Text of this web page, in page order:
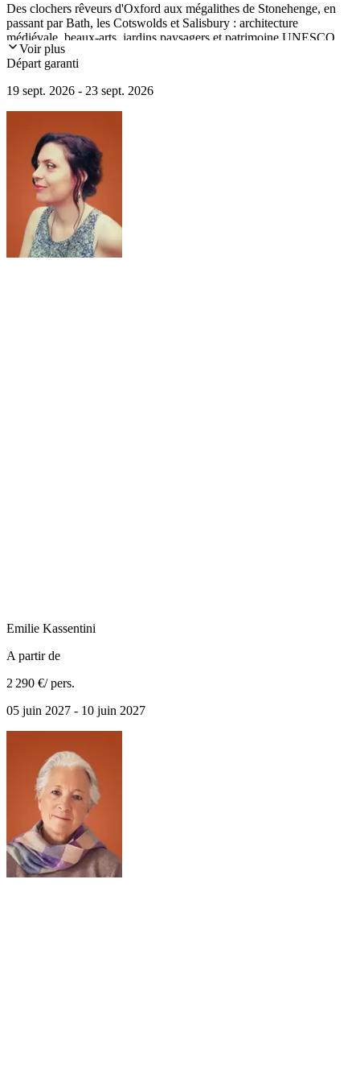
Des clochers rêveurs d'Oxford aux mégalithes de Stonehenge, en
passant par Bath, les Cotswolds et Salisbury : architecture
médiévale, beaux-arts, jardins paysagers et patrimoine UNESCO.
Tout autant de lieux qui ont inspiré artistes, écrivains et musiciens.
Voir plus
Départ garanti
19 sept. 2026 - 23 sept. 2026
Emilie Kassentini
A partir de
2 290 €/ pers.
05 juin 2027 - 10 juin 2027